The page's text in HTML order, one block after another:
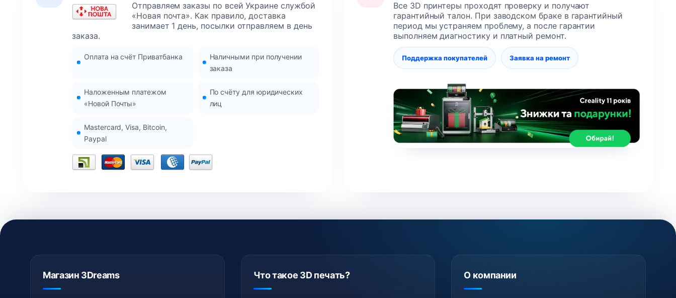
Отправляем заказы по всей Украине службой
«Новая почта». Как правило, доставка
занимает 1 день, посылки отправляем в день
заказа.
Оплата на счёт Приватбанка
Наличными при получении
заказа
Наложенным платежом
«Новой Почты»
По счёту для юридических
лиц
Mastercard, Visa, Bitcoin,
Paypal
Все 3D принтеры проходят проверку и получают
гарантийный талон. При заводском браке в гарантийный
период мы устраняем проблему, а после гарантии
выполняем диагностику и платный ремонт.
Поддержка покупателей Заявка на ремонт
Магазин 3Dreams Что такое 3D печать? О компании